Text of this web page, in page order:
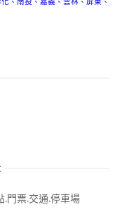
、 南投 、 嘉義 、 雲林 、 屏東 、
.門票.交通.停車場